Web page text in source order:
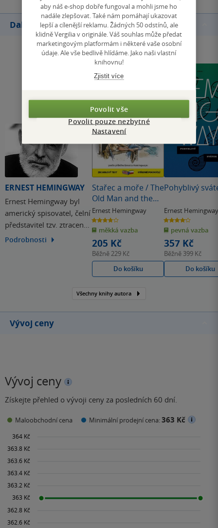
Další knihy autora
ERNEST HEMINGWAY
Ernest Hemingway byl
americký spisovatel, čelní
představitel tzv. ztracené
generace. V Paříži se stal
moře, romány Komu…
Podrobnosti
Stařec a moře / The
Old Man and the
Sea
Ernest Hemingway
3.8
z
5
hvězdiček
měkká vazba
205 Kč
Běžně229 Kč
Do košíku
Pohyblivý
Ernest Hemingway
4.2
z
5
hvězdiček
pevná vazba
357 Kč
Běžně 399 Kč
Do košíku
Všechny knihy autora
Vývoj ceny
Vývoj ceny
Získejte přehled o vývoji ceny za posledních 60 dní.
Maloobchodní cena Minimální prodejní cena:363 Kč
aby náš e-shop dobře fungoval a mohli jsme ho
nadále zlepšovat. Také nám pomáhají ukazovat
lepší a cílenější reklamu. Žádných 50 odstínů, ale
klidně Vergilia v originále. Váš souhlas může předat
marketingovým platformám i některé vaše osobní
údaje. Ale vše bedlivě hlídáme. Jako naši vlastní
knihovnu!
Zjistit více
Povolit vše
Povolit pouze nezbytné
Nastavení